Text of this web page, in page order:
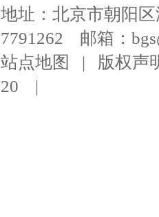
地址：北京市朝阳
7791262 邮箱：
站点地图
| 版权声
20 |